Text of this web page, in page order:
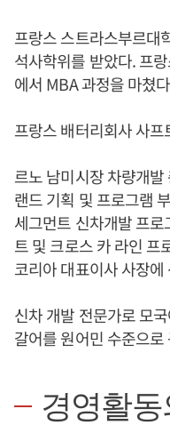
프랑스 스트라스부르대
석사학위를 받았다. 프
에서 MBA 과정을 마쳤
프랑스 배터리회사 사
르노 남미시장 차량개발
랜드 기획 및 프로그램
세그먼트 신차개발 프
트 및 크로스 카 라인 프
코리아 대표이사 사장에
신차 개발 전문가로 모
갈어를 원어민 수준으로
경영활